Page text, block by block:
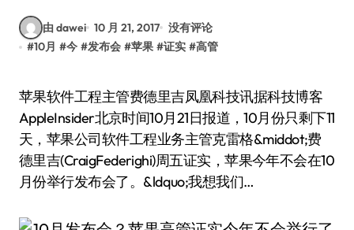
由 dawei 10 月 21, 2017 没有评论
#10月 #今 #发布会 #苹果 #证实 #高管
苹果软件工程主管费德里吉凤凰科技讯据科技博客
AppleInsider北京时间10月21日报道，10月份只剩下11
天，苹果公司软件工程业务主管克雷格&middot;费
德里吉(CraigFederighi)周五证实，苹果今年不会在10
月份举行发布会了。&ldquo;我想我们…